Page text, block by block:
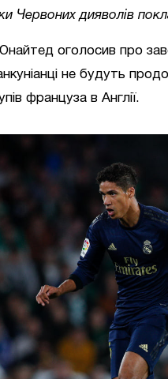
Червоних дияволів
оголосив про
не будуть
француза в Англії.